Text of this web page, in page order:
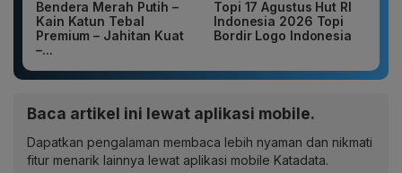
Bendera Merah Putih –
Kain Katun Tebal
Premium – Jahitan Kuat
–...
Topi 17 Agustus Hut RI
Indonesia 2026 Topi
Bordir Logo Indonesia
Baca artikel ini lewat aplikasi mobile.
Dapatkan pengalaman membaca lebih nyaman dan nikmati
fitur menarik lainnya lewat aplikasi mobile Katadata.